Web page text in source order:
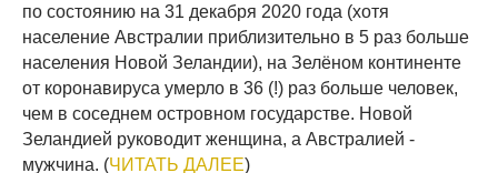
по состоянию на 31 декабря 2020 года (хотя
население Австралии приблизительно в 5 раз больше
населения Новой Зеландии), на Зелёном континенте
от коронавируса умерло в 36 (!) раз больше человек,
чем в соседнем островном государстве. Новой
Зеландией руководит женщина, а Австралией -
мужчина. (ЧИТАТЬ ДАЛЕЕ)